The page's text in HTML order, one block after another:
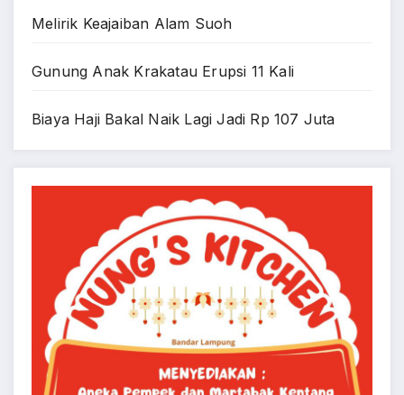
Melirik Keajaiban Alam Suoh
Gunung Anak Krakatau Erupsi 11 Kali
Biaya Haji Bakal Naik Lagi Jadi Rp 107 Juta